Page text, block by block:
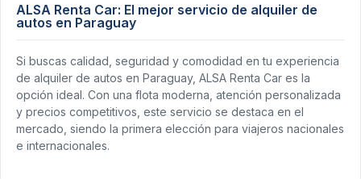
ALSA Renta Car: El mejor servicio de alquiler de
autos en Paraguay
Si buscas calidad, seguridad y comodidad en tu experiencia
de alquiler de autos en Paraguay, ALSA Renta Car es la
opción ideal. Con una flota moderna, atención personalizada
y precios competitivos, este servicio se destaca en el
mercado, siendo la primera elección para viajeros nacionales
e internacionales.